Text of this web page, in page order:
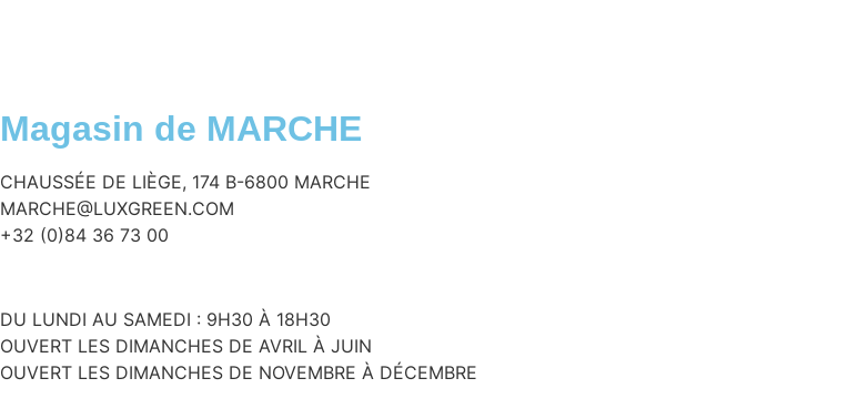
Magasin de MARCHE
CHAUSSÉE DE LIÈGE, 174 B-6800 MARCHE
MARCHE@LUXGREEN.COM
+32 (0)84 36 73 00
DU LUNDI AU SAMEDI : 9H30 À 18H30
OUVERT LES DIMANCHES DE AVRIL À JUIN
OUVERT LES DIMANCHES DE NOVEMBRE À DÉCEMBRE